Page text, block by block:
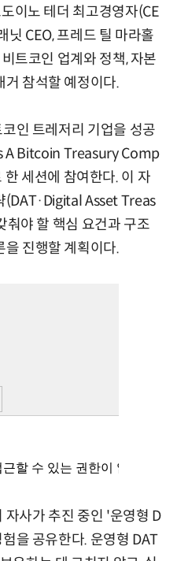
이노 테더 최고경영자(CE
닛 CEO, 프레드 틸 마라홀
트코인 업계와 정책, 자본
거 참석할 예정이다.
인 트레저리 기업을 성공
A Bitcoin Treasury Comp
세션에 참여한다. 이 자
(DAT·Digital Asset Treas
춰야 할 핵심 요건과 구조
을 진행할 계획이다.
사가 추진 중인 '운영형 D
을 공유한다. 운영형 DAT